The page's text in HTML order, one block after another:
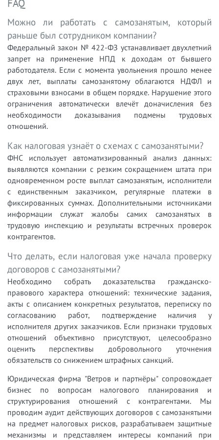
FAQ
Можно ли работать с самозанятым, который
раньше был сотрудником компании?
Федеральный закон № 422-ФЗ устанавливает двухлетний
запрет на применение НПД к доходам от бывшего
работодателя. Если с момента увольнения прошло менее
двух лет, выплаты самозанятому облагаются НДФЛ и
страховыми взносами в общем порядке. Нарушение этого
ограничения автоматически влечёт доначисления без
необходимости доказывания подмены трудовых
отношений.
Как налоговая узнаёт о схемах с самозанятыми?
ФНС использует автоматизированный анализ данных:
выявляются компании с резким сокращением штата при
одновременном росте выплат самозанятым, исполнители
с единственным заказчиком, регулярные платежи в
фиксированных суммах. Дополнительными источниками
информации служат жалобы самих самозанятых в
трудовую инспекцию и результаты встречных проверок
контрагентов.
Что делать, если налоговая уже начала проверку
договоров с самозанятыми?
Необходимо собрать доказательства гражданско-
правового характера отношений: технические задания,
акты с описанием конкретных результатов, переписку по
согласованию работ, подтверждение наличия у
исполнителя других заказчиков. Если признаки трудовых
отношений объективно присутствуют, целесообразно
оценить перспективы добровольного уточнения
обязательств со снижением штрафных санкций.
Юридическая фирма "Ветров и партнёры" сопровождает
бизнес по вопросам налогового планирования и
структурирования отношений с контрагентами. Мы
проводим аудит действующих договоров с самозанятыми
на предмет налоговых рисков, разрабатываем защитные
механизмы и представляем интересы компаний при